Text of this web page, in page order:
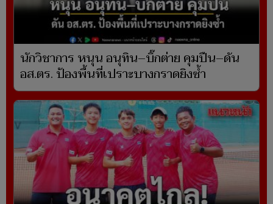
นักวิชาการ หนุน อนุทิน–บิ๊กต่าย คุมปืน–ดัน
อส.ตร. ป้องพื้นที่เปราะบางกราดยิงซ้ำ